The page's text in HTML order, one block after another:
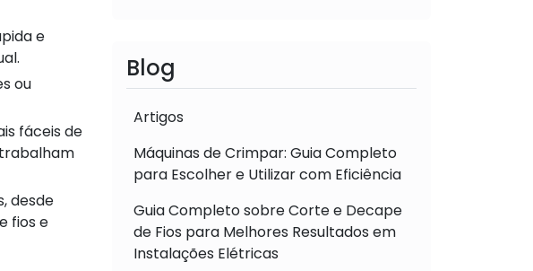
e
ou
fáceis de
desde
fios e
Blog
Artigos
Máquinas de Crimpar: Guia Completo
para Escolher e Utilizar com Eficiência
Guia Completo sobre Corte e Decape
de Fios para Melhores Resultados em
Instalações Elétricas